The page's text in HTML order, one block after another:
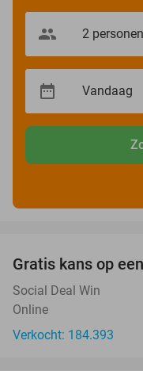
Gratis kans op
Social Deal Win
Online
Verkocht: 184.393